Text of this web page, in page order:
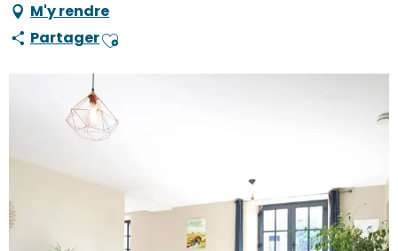
M'y rendre
PartagerAjouter aux favoris